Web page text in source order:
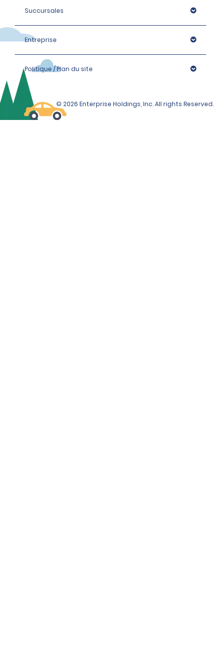
Succursales
Entreprise
Politique / Plan du site
© 2026 Enterprise Holdings, Inc. All rights Reserved.